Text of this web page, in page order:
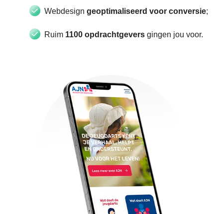
Webdesign geoptimaliseerd voor conversie;
Ruim 1100 opdrachtgevers gingen jou voor.